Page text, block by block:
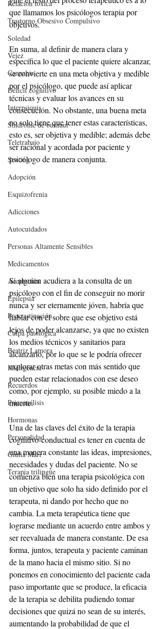
Relación tóxica
Trastorno Obsesivo Compulsivo
Soledad
Vejez
Cannabis
Déficit cognitivo
Interpsiquis
Síndrome de burnaut
Teletrabajo
Sexting
Adopción
Esquizofrenia
Adicciones
Autocuidados
Personas Altamente Sensibles
Medicamentos
Aceptación
Epilepsia
Procrastinación
Culpa patológica
Beatriz Lamora
Inteligencia
Recuerdos
Psicoanálisis
Hormonas
Personalidad
Giulia Mari
Terapia trilingüe
que llamamos los psicólogos terapia por
objetivos.
En suma, al definir de manera clara y
específica lo que el paciente quiere alcanzar,
se convierte en una meta objetiva y medible
por el psicólogo, que puede así aplicar
técnicas y evaluar los avances en su
consecución. No obstante, una buena meta
no solo tiene que tener estas características,
esto es, ser objetiva y medible; además debe
ser racional y acordada por paciente y
psicólogo de manera conjunta.
Si alguien acudiera a la consulta de un
psicólogo con el fin de conseguir no morir
nunca y ser eternamente jóven, habría que
hablar con él sobre que ese objetivo está
lejos de poder alcanzarse, ya que no existen
los medios técnicos y sanitarios para
alcanzarlo, por lo que se le podría ofrecer
explorar otras metas con más sentido que
pueden estar relacionados con ese deseo
como, por ejemplo, su posible miedo a la
muerte.
Una de las claves del éxito de la terapia
cognitivo-conductual es tener en cuenta de
una manera constante las ideas, impresiones,
necesidades y dudas del paciente. No se
comienza bien una terapia psicológica con
un objetivo que solo ha sido definido por el
terapeuta, ni dando por hecho que no
cambia. La meta terapéutica tiene que
lograrse mediante un acuerdo entre ambos y
ser reevaluada de manera constante. De esa
forma, juntos, terapeuta y paciente caminan
de la mano hacia el mismo sitio. Si no
ponemos en conocimiento del paciente cada
paso importante que se produce, la eficacia
de la terapia se debilita pudiendo tomar
decisiones que quizá no sean de su interés,
aumentando la probabilidad de que el